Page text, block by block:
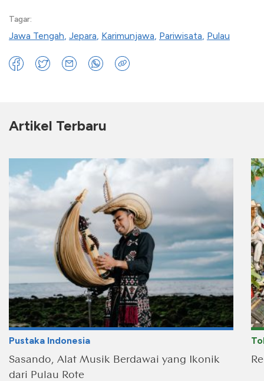
Tagar:
Jawa Tengah, Jepara, Karimunjawa, Pariwisata, Pulau
Artikel Terbaru
Pustaka Indonesia
Sasando, Alat Musik Berdawai yang Ikonik
dari Pulau Rote